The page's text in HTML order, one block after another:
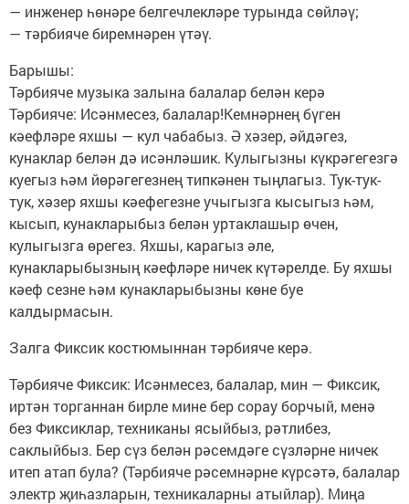
— инженер һөнәре белгечлекләре турында сөйләү;
— тәрбияче биремнәрен үтәү.
Барышы:
Тәрбияче музыка залына балалар белән керә
Тәрбияче: Исәнмесез, балалар!Кемнәрнең бүген
кәефләре яхшы — кул чабабыз. Ә хәзер, әйдәгез,
кунаклар белән дә исәнләшик. Кулыгызны күкрәгегезгә
куегыз һәм йөрәгегезнең типкәнен тыңлагыз. Тук-тук-
тук, хәзер яхшы кәефегезне учыгызга кысыгыз һәм,
кысып, кунакларыбыз белән уртаклашыр өчен,
кулыгызга өрегез. Яхшы, карагыз әле,
кунакларыбызның кәефләре ничек күтәрелде. Бу яхшы
кәеф сезне һәм кунакларыбызны көне буе
калдырмасын.
Залга Фиксик костюмыннан тәрбияче керә.
Тәрбияче Фиксик: Исәнмесез, балалар, мин — Фиксик,
иртән торганнан бирле мине бер сорау борчый, менә
без Фиксиклар, техниканы ясыйбыз, рәтлибез,
саклыйбыз. Бер сүз белән рәсемдәге сүзләрне ничек
итеп атап була? (Тәрбияче рәсемнәрне күрсәтә, балалар
электр җиһазларын, техникаларны атыйлар). Миңа